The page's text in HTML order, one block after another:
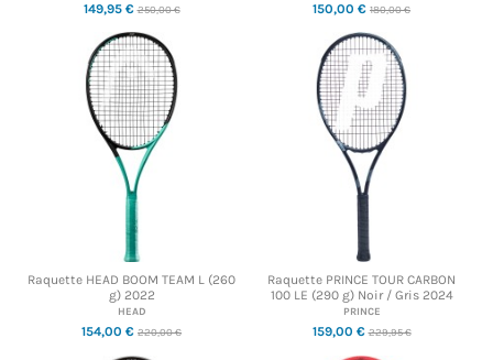
149,95 €250,00 € 150,00 € 180,00 €
Raquette HEAD BOOM TEAM L (260
g) 2022
HEAD
154,00 € 220,00 €
Raquette PRINCE TOUR CARBON
100 LE (290 g) Noir / Gris 2024
PRINCE
159,00 €229,95 €